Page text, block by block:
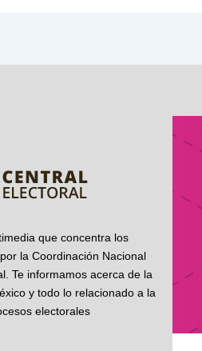
que concentra los
la Coordinación Nacional
Te informamos acerca de la
y todo lo relacionado a la
electorales